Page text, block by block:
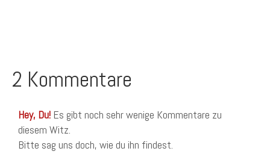
2 Kommentare
Hey, Du! Es gibt noch sehr wenige Kommentare zu
diesem Witz.
Bitte sag uns doch, wie du ihn findest.